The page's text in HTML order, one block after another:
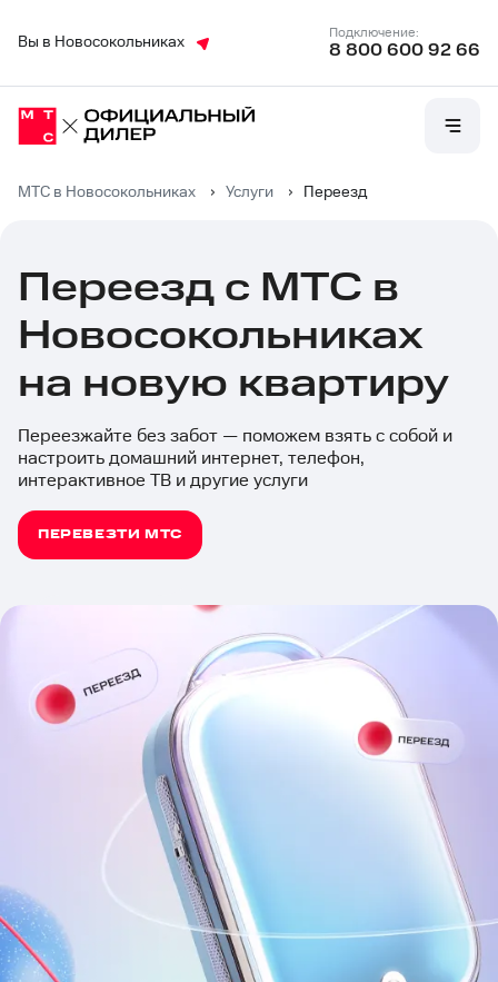
Вы в Новосокольниках
Подключение:
8 800 600 92 66
МТС в Новосокольниках › Услуги › Переезд
Переезд с МТС в
Новосокольниках
на новую квартиру
Переезжайте без забот — поможем взять с собой и
настроить домашний интернет, телефон,
интерактивное ТВ и другие услуги
ПЕРЕВЕЗТИ МТС